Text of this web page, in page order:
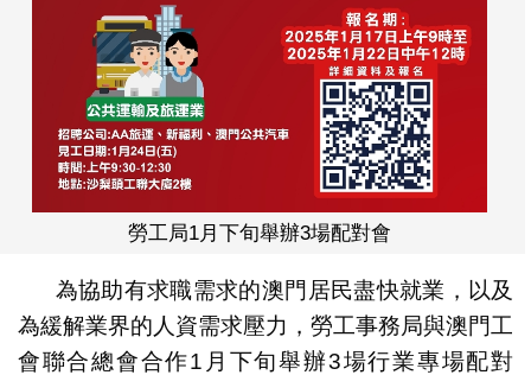
勞工局1月下旬舉辦3場配對會
為協助有求職需求的澳門居民盡快就業，以及
為緩解業界的人資需求壓力，勞工事務局與澳門工
會聯合總會合作1月下旬舉辦3場行業專場配對